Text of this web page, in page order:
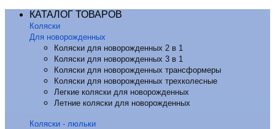
КАТАЛОГ ТОВАРОВ
Коляски
Для новорожденных
Коляски для новорожденных 2 в 1
Коляски для новорожденных 3 в 1
Коляски для новорожденных трансформеры
Коляски для новорожденных трехколесные
Легкие коляски для новорожденных
Летние коляски для новорожденных
Коляски - люльки